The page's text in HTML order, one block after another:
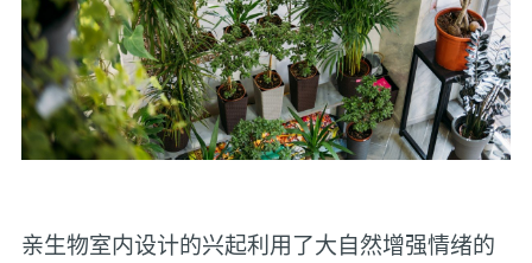
亲生物室内设计的兴起利用了大自然增强情绪的